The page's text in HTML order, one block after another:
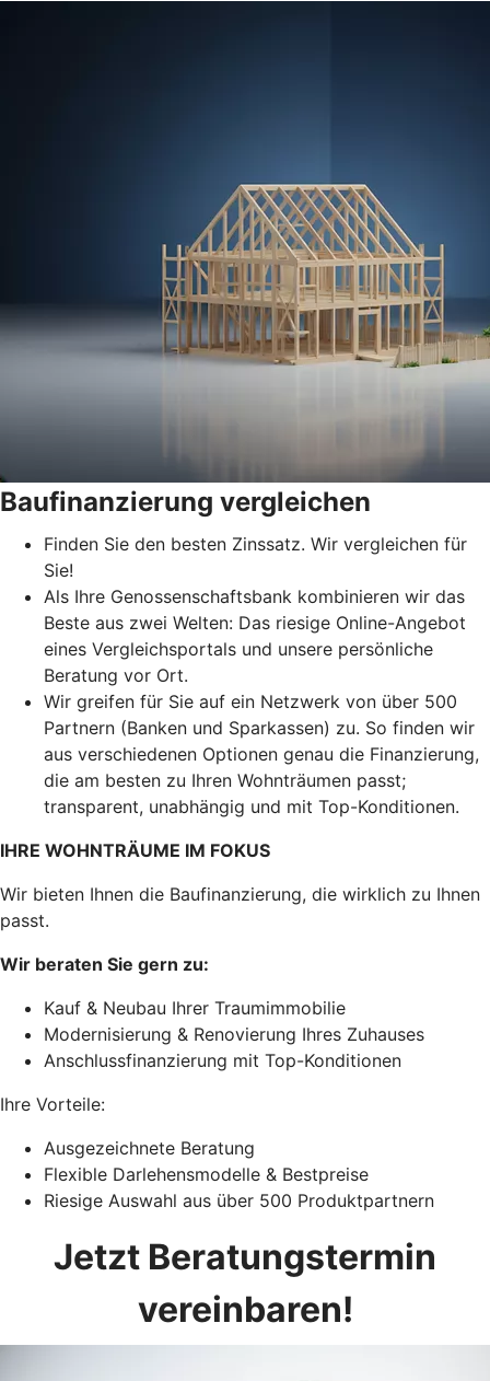
Baufinanzierung vergleichen
Finden Sie den besten Zinssatz. Wir vergleichen für
Sie!
Als Ihre Genossenschaftsbank kombinieren wir das
Beste aus zwei Welten: Das riesige Online-Angebot
eines Vergleichsportals und unsere persönliche
Beratung vor Ort.
Wir greifen für Sie auf ein Netzwerk von über 500
Partnern (Banken und Sparkassen) zu. So finden wir
aus verschiedenen Optionen genau die Finanzierung,
die am besten zu Ihren Wohnträumen passt;
transparent, unabhängig und mit Top-Konditionen.
IHRE WOHNTRÄUME IM FOKUS
Wir bieten Ihnen die Baufinanzierung, die wirklich zu Ihnen
passt.
Wir beraten Sie gern zu:
Kauf & Neubau Ihrer Traumimmobilie
Modernisierung & Renovierung Ihres Zuhauses
Anschlussfinanzierung mit Top-Konditionen
Ihre Vorteile:
Ausgezeichnete Beratung
Flexible Darlehensmodelle & Bestpreise
Riesige Auswahl aus über 500 Produktpartnern
Jetzt Beratungstermin
vereinbaren!